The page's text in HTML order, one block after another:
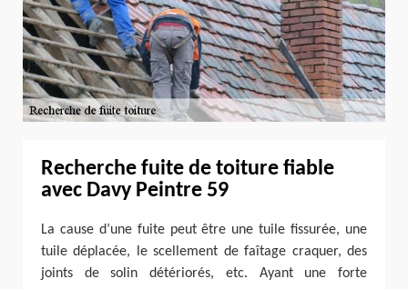
Recherche fuite de toiture fiable
avec Davy Peintre 59
La cause d’une fuite peut être une tuile fissurée, une
tuile déplacée, le scellement de faîtage craquer, des
joints de solin détériorés, etc. Ayant une forte